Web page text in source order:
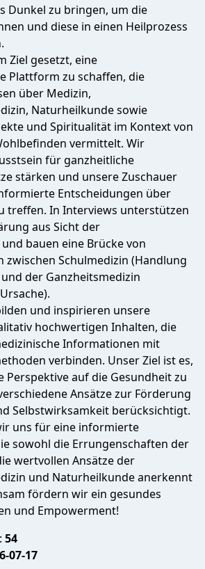
Dunkel zu bringen, um die
und diese in einen Heilprozess
Ziel gesetzt, eine
Plattform zu schaffen, die
über Medizin,
Naturheilkunde sowie
und Spiritualität im Kontext von
vermittelt. Wir
für ganzheitliche
stärken und unsere Zuschauer
Entscheidungen über
treffen. In Interviews unterstützen
aus Sicht der
bauen eine Brücke von
zwischen Schulmedizin (Handlung
der Ganzheitsmedizin
und inspirieren unsere
hochwertigen Inhalten, die
Informationen mit
verbinden. Unser Ziel ist es,
Perspektive auf die Gesundheit zu
Ansätze zur Förderung
Selbstwirksamkeit berücksichtigt.
uns für eine informierte
sowohl die Errungenschaften der
wertvollen Ansätze der
und Naturheilkunde anerkennt
fördern wir ein gesundes
und Empowerment!
54
07-17